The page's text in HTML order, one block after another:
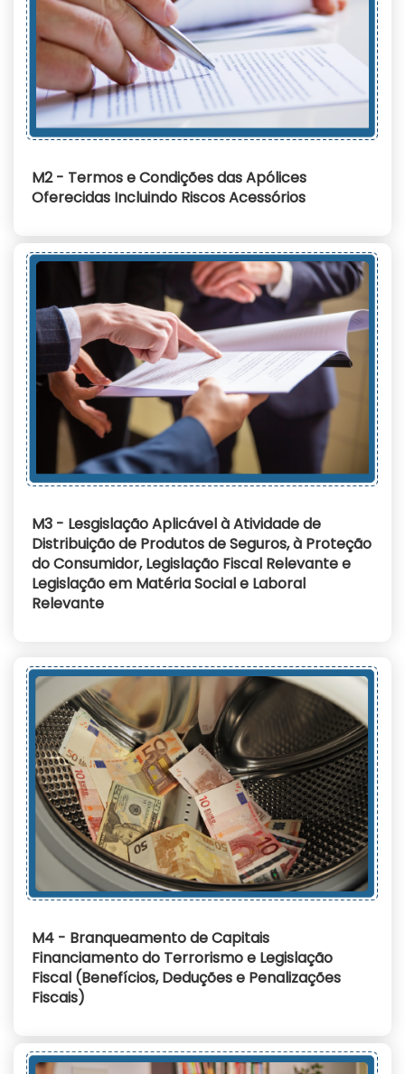
M2 - Termos e Condições das Apólices
Oferecidas Incluindo Riscos Acessórios
M3 - Lesgislação Aplicável à Atividade de
Distribuição de Produtos de Seguros, à Proteção
do Consumidor, Legislação Fiscal Relevante e
Legislação em Matéria Social e Laboral
Relevante
M4 - Branqueamento de Capitais
Financiamento do Terrorismo e Legislação
Fiscal (Benefícios, Deduções e Penalizações
Fiscais)